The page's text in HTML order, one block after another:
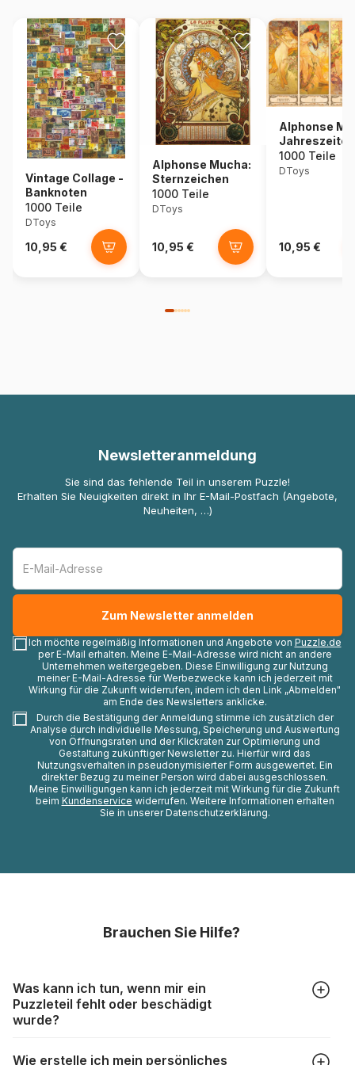
Vintage Collage -
Banknoten
1000 Teile
DToys
10,95 €
Alphonse Mucha:
Sternzeichen
1000 Teile
DToys
10,95 €
Alphonse
Jahreszeiten
1000 Teile
DToys
10,95 €
Newsletteranmeldung
Sie sind das fehlende Teil in unserem Puzzle!
Erhalten Sie Neuigkeiten direkt in Ihr E-Mail-Postfach (Angebote,
Neuheiten, …)
Ich möchte regelmäßig Informationen und Angebote von Puzzle.de
per E-Mail erhalten. Meine E-Mail-Adresse wird nicht an andere
Unternehmen weitergegeben. Diese Einwilligung zur Nutzung
meiner E-Mail-Adresse für Werbezwecke kann ich jederzeit mit
Wirkung für die Zukunft widerrufen, indem ich den Link „Abmelden"
am Ende des Newsletters anklicke.
Durch die Bestätigung der Anmeldung stimme ich zusätzlich der
Analyse durch individuelle Messung, Speicherung und Auswertung
von Öffnungsraten und der Klickraten zur Optimierung und
Gestaltung zukünftiger Newsletter zu. Hierfür wird das
Nutzungsverhalten in pseudonymisierter Form ausgewertet. Ein
direkter Bezug zu meiner Person wird dabei ausgeschlossen.
Meine Einwilligungen kann ich jederzeit mit Wirkung für die Zukunft
beim Kundenservice widerrufen. Weitere Informationen erhalten
Sie in unserer Datenschutzerklärung.
Brauchen Sie Hilfe?
Was kann ich tun, wenn mir ein
Puzzleteil fehlt oder beschädigt
wurde?
Wie erstelle ich mein persönliches